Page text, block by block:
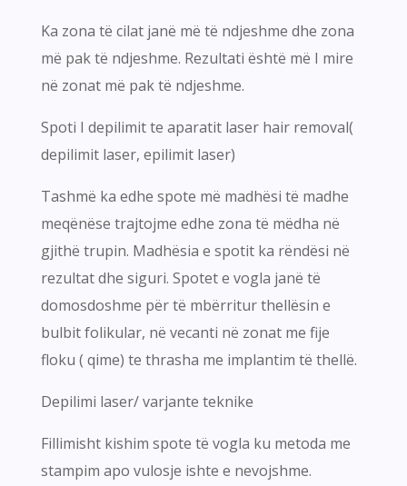
Ka zona të cilat janë më të ndjeshme dhe zona
më pak të ndjeshme. Rezultati është më I mire
në zonat më pak të ndjeshme.
Spoti I depilimit te aparatit laser hair removal(
depilimit laser, epilimit laser)
Tashmë ka edhe spote më madhësi të madhe
meqënëse trajtojme edhe zona të mëdha në
gjithë trupin. Madhësia e spotit ka rëndësi në
rezultat dhe siguri. Spotet e vogla janë të
domosdoshme për të mbërritur thellësin e
bulbit folikular, në vecanti në zonat me fije
floku ( qime) te thrasha me implantim të thellë.
Depilimi laser/ varjante teknike
Fillimisht kishim spote të vogla ku metoda me
stampim apo vulosje ishte e nevojshme.